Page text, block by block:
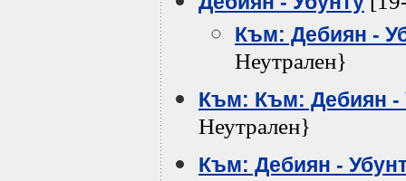
Към: Дебиян -
Неутрален}
Към: Към: Дебиян -
Неутрален}
Към: Дебиян -